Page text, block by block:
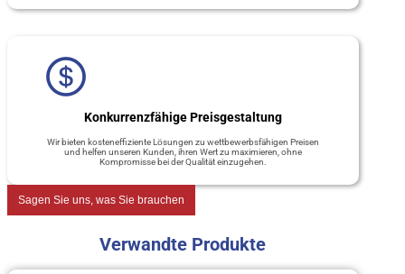
Konkurrenzfähige Preisgestaltung
Wir bieten kosteneffiziente Lösungen zu wettbewerbsfähigen Preisen
und helfen unseren Kunden, ihren Wert zu maximieren, ohne
Kompromisse bei der Qualität einzugehen.
Sagen Sie uns, was Sie brauchen
Verwandte Produkte